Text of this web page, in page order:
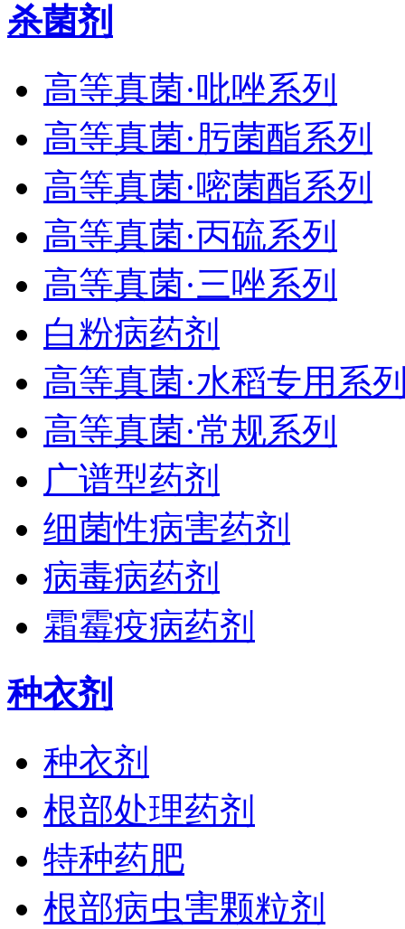
杀菌剂
高等真菌·吡唑系列
高等真菌·肟菌酯系列
高等真菌·嘧菌酯系列
高等真菌·丙硫系列
高等真菌·三唑系列
白粉病药剂
高等真菌·水稻专用系
高等真菌·常规系列
广谱型药剂
细菌性病害药剂
病毒病药剂
霜霉疫病药剂
种衣剂
种衣剂
根部处理药剂
特种药肥
根部病虫害颗粒剂